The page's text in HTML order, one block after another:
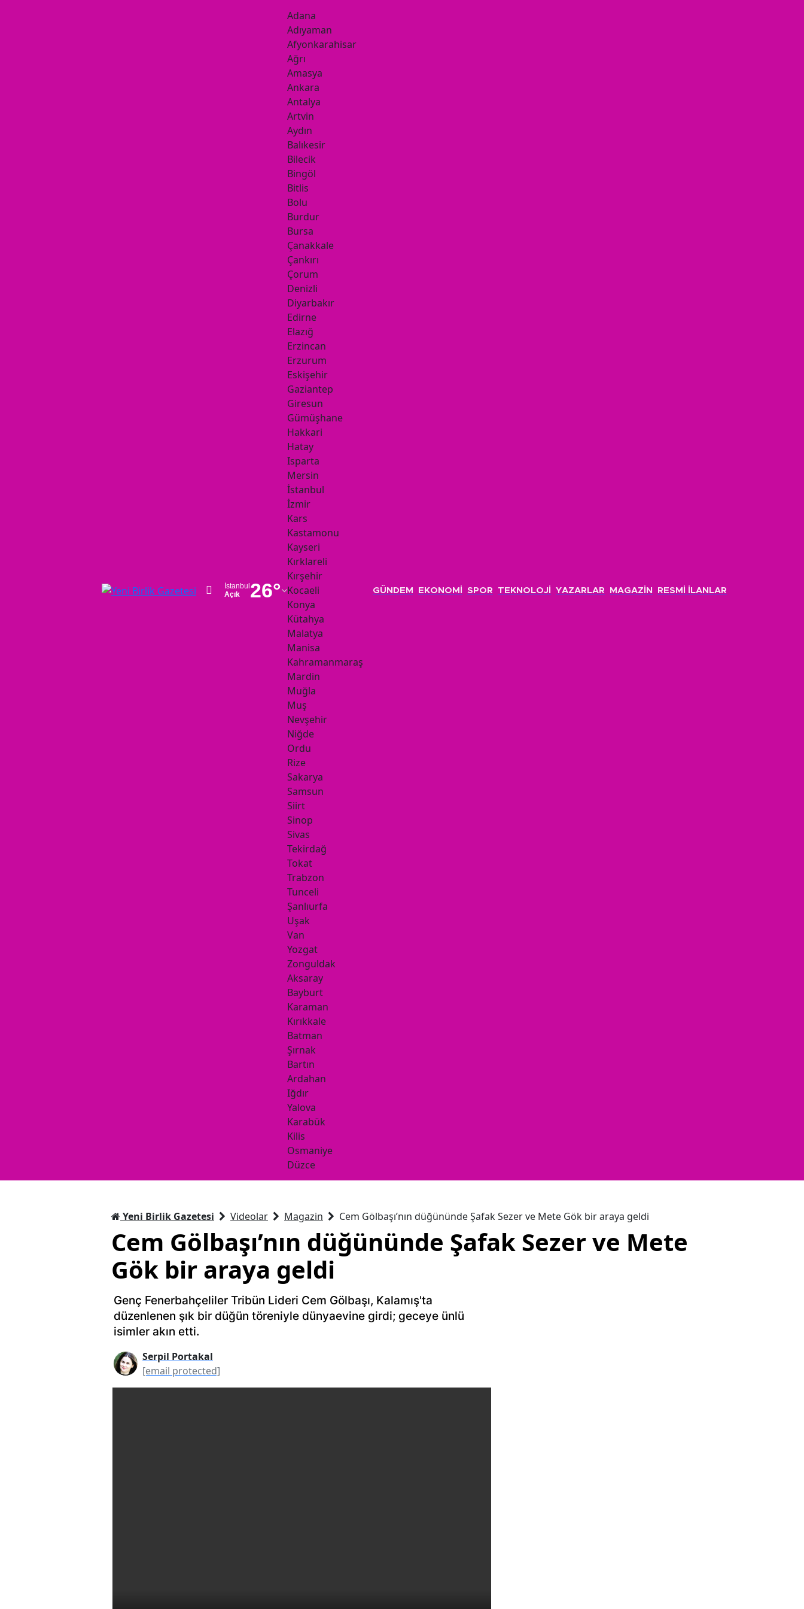
İstanbul
Açık
26°
Adana
Adıyaman
Afyonkarahisar
Ağrı
Amasya
Ankara
Antalya
Artvin
Aydın
Balıkesir
Bilecik
Bingöl
Bitlis
Bolu
Burdur
Bursa
Çanakkale
Çankırı
Çorum
Denizli
Diyarbakır
Edirne
Elazığ
Erzincan
Erzurum
Eskişehir
Gaziantep
Giresun
Gümüşhane
Hakkari
Hatay
Isparta
Mersin
İstanbul
İzmir
Kars
Kastamonu
Kayseri
Kırklareli
Kırşehir
Kocaeli
Konya
Kütahya
Malatya
Manisa
Kahramanmaraş
Mardin
Muğla
Muş
Nevşehir
Niğde
Ordu
Rize
Sakarya
Samsun
Siirt
Sinop
Sivas
Tekirdağ
Tokat
Trabzon
Tunceli
Şanlıurfa
Uşak
Van
Yozgat
Zonguldak
Aksaray
Bayburt
Karaman
Kırıkkale
Batman
Şırnak
Bartın
Ardahan
Iğdır
Yalova
Karabük
Kilis
Osmaniye
Düzce
GÜNDEM EKONOMİ SPOR TEKNOLOJİ YAZARLAR MAGAZİN RESMİ İLANLAR
Yeni Birlik Gazetesi Videolar Magazin Cem Gölbaşı’nın düğününde Şafak Sezer ve Mete Gök bir araya geldi
Cem Gölbaşı’nın düğününde Şafak Sezer ve Mete
Gök bir araya geldi
Genç Fenerbahçeliler Tribün Lideri Cem Gölbaşı, Kalamış'ta
düzenlenen şık bir düğün töreniyle dünyaevine girdi; geceye ünlü
isimler akın etti.
Serpil Portakal
[email protected]